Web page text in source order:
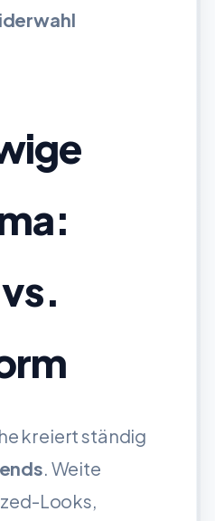
kreiert ständig
. Weite
Looks,